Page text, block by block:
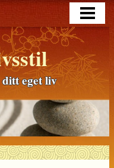
eget liv